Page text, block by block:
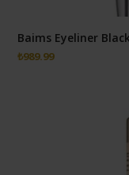
Baims Eyeliner
₺989.99